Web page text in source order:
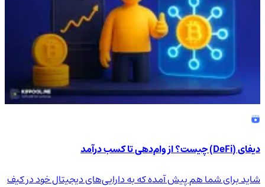
دیفای (DeFi) چیست؟ از وام‌دهی تا کسب درآمد
شاید برای شما هم پیش آمده که به دارایی‌های دیجیتال خود در کیف